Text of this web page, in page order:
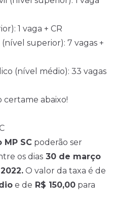
1 vaga + CR
superior): 7 vagas +
(nível médio): 33 vagas
certame abaixo!
MP SC poderão ser
os dias 30 de março
O valor da taxa é de
e de R$ 150,00 para